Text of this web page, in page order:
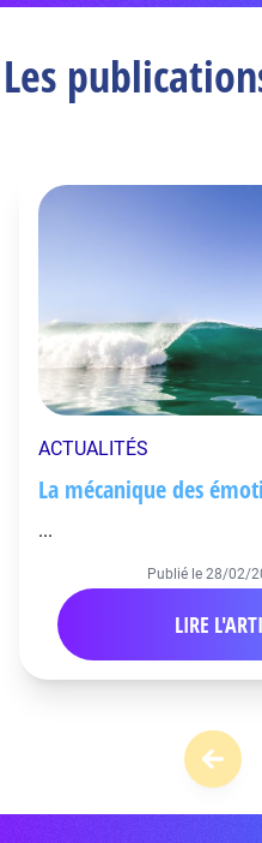
Les
ACTUALITÉS
La mécanique des
...
Publié le 28/02/
LIRE